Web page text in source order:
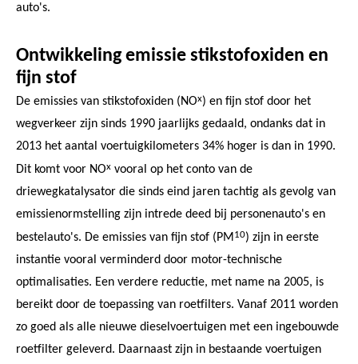
auto's.
Ontwikkeling emissie stikstofoxiden en
fijn stof
De emissies van stikstofoxiden (NOx) en fijn stof door het
wegverkeer zijn sinds 1990 jaarlijks gedaald, ondanks dat in
2013 het aantal voertuigkilometers 34% hoger is dan in 1990.
Dit komt voor NOx vooral op het conto van de
driewegkatalysator die sinds eind jaren tachtig als gevolg van
emissienormstelling zijn intrede deed bij personenauto's en
bestelauto's. De emissies van fijn stof (PM 10) zijn in eerste
instantie vooral verminderd door motor-technische
optimalisaties. Een verdere reductie, met name na 2005, is
bereikt door de toepassing van roetfilters. Vanaf 2011 worden
zo goed als alle nieuwe dieselvoertuigen met een ingebouwde
roetfilter geleverd. Daarnaast zijn in bestaande voertuigen